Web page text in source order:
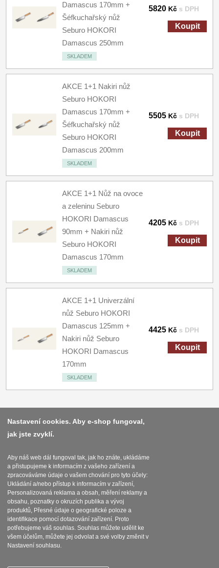
Damascus 170mm +
Šéfkuchařský nůž
Seburo HOKORI
Damascus 250mm
SKLADEM
5820 Kč s DPH
Koupit
AKCE 1+1 Nakiri nůž
Seburo HOKORI
Damascus 170mm +
Šéfkuchařský nůž
Seburo HOKORI
Damascus 200mm
SKLADEM
5505 Kč s DPH
Koupit
AKCE 1+1 Nůž na ovoce
a zeleninu Seburo
HOKORI Damascus
90mm + Nakiri nůž
Seburo HOKORI
Damascus 170mm
SKLADEM
4205 Kč s DPH
Koupit
AKCE 1+1 Univerzální
nůž Seburo HOKORI
Damascus 125mm +
Nakiri nůž Seburo
HOKORI Damascus
170mm
SKLADEM
4425 Kč s DPH
Koupit
Platba a dodávka
Obchodní podmínky
Zasady zpracovani osobnich udaju
Reklamační řád
Nastavení cookies. Aby e-shop fungoval,
jak jste zvyklí.
Aby náš web dál fungoval tak, jak ho znáte, ukládáme
a přistupujeme k informacím z vašeho zařízení a
zpracováváme údaje o vašem chování pro tyto účely:
Ukládání a/nebo přístup k informacím v zařízení,
Personalizovaná reklama a obsah, měření reklamy a
obsahu, poznatky o okruzích publika a vývoj
produktů, Přesné údaje o geografické poloze a
identifikace pomocí dotazování zařízení. Proto
potřebujeme váš souhlas. Souhlas můžete udělit ke
všem účelům, můžete jej odvolat a své volby změnit v
Nastavení souhlasu.